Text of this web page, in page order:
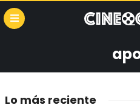
Lo más reciente